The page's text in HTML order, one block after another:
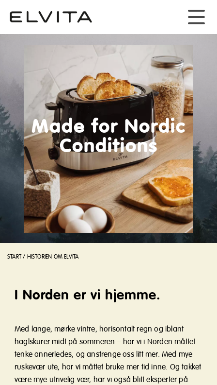
Made for Nordic
Conditions
START/ HISTORIEN OM ELVITA
I Norden er vi hjemme.
Med lange, mørke vintre, horisontalt regn og iblant
haglskurer midt på sommeren – har vi i Norden måttet
tenke annerledes, og anstrenge oss litt mer. Med mye
ruskevær ute, har vi måttet bruke mer tid inne. Og takket
være mye utrivelig vær, har vi også blitt eksperter på